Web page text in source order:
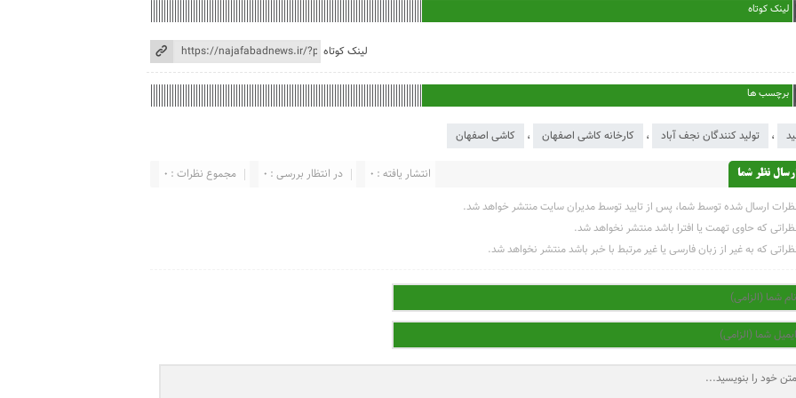
لینک کوتاه
لینک کوتاه
برچسب ها
، تولید کنندگان نجف آباد ، کارخانه کاشی اصفهان ، کاشی اصفهان
نظر شما مجموع نظرات : 0 در انتظار بررسی : 0 انتشار یافته : 0
ارسال شده توسط شما، پس از تایید توسط مدیران سایت منتشر خواهد شد.
که حاوی تهمت یا افترا باشد منتشر نخواهد شد.
که به غیر از زبان فارسی یا غیر مرتبط با خبر باشد منتشر نخواهد شد.